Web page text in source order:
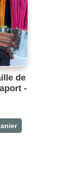
de
-